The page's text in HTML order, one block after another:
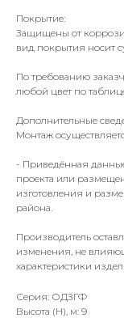
Покрытие:
Защищены от
вид покрытия носит
По требованию
любой цвет по
Дополнительные
Монтаж
- Приведённая
проекта или
изготовления и
района.
Производитель
изменения, не
характеристики
Серия: ОДЗГФ
Высота (Н), м: 9